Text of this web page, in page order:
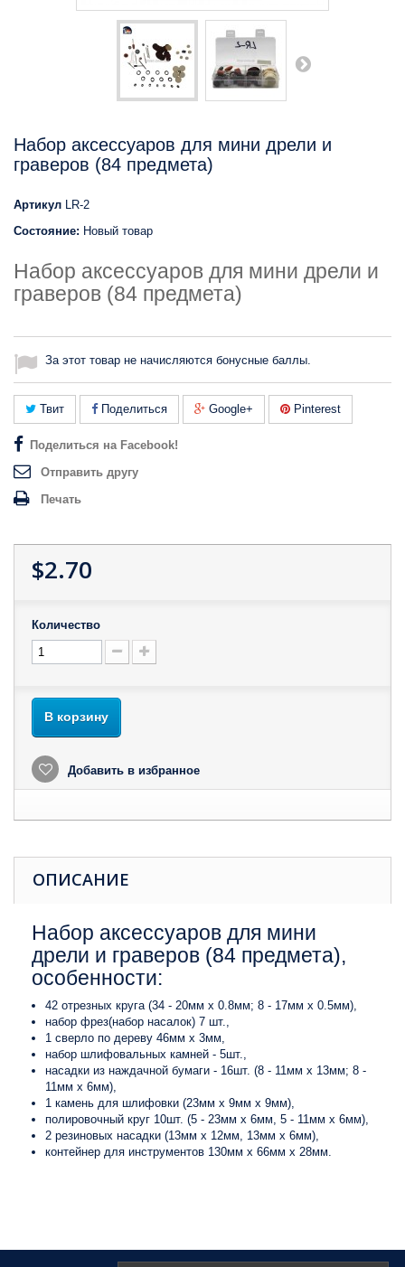
Набор аксессуаров для мини дрели и
граверов (84 предмета)
Артикул LR-2
Состояние: Новый товар
Набор аксессуаров для мини дрели и
граверов (84 предмета)
За этот товар не начисляются бонусные баллы.
Твит Поделиться Google+ Pinterest
Поделиться на Facebook!
Отправить другу
Печать
$2.70
Количество
В корзину
Добавить в избранное
ОПИСАНИЕ
Набор аксессуаров для мини
дрели и граверов (84 предмета),
особенности:
42 отрезных круга (34 - 20мм x 0.8мм; 8 - 17мм x 0.5мм),
набор фрез(набор насалок) 7 шт.,
1 сверло по дереву 46мм x 3мм,
набор шлифовальных камней - 5шт.,
насадки из наждачной бумаги - 16шт. (8 - 11мм x 13мм; 8 -
11мм x 6мм),
1 камень для шлифовки (23мм x 9мм x 9мм),
полировочный круг 10шт. (5 - 23мм x 6мм, 5 - 11мм x 6мм),
2 резиновых насадки (13мм x 12мм, 13мм x 6мм),
контейнер для инструментов 130мм x 66мм x 28мм.